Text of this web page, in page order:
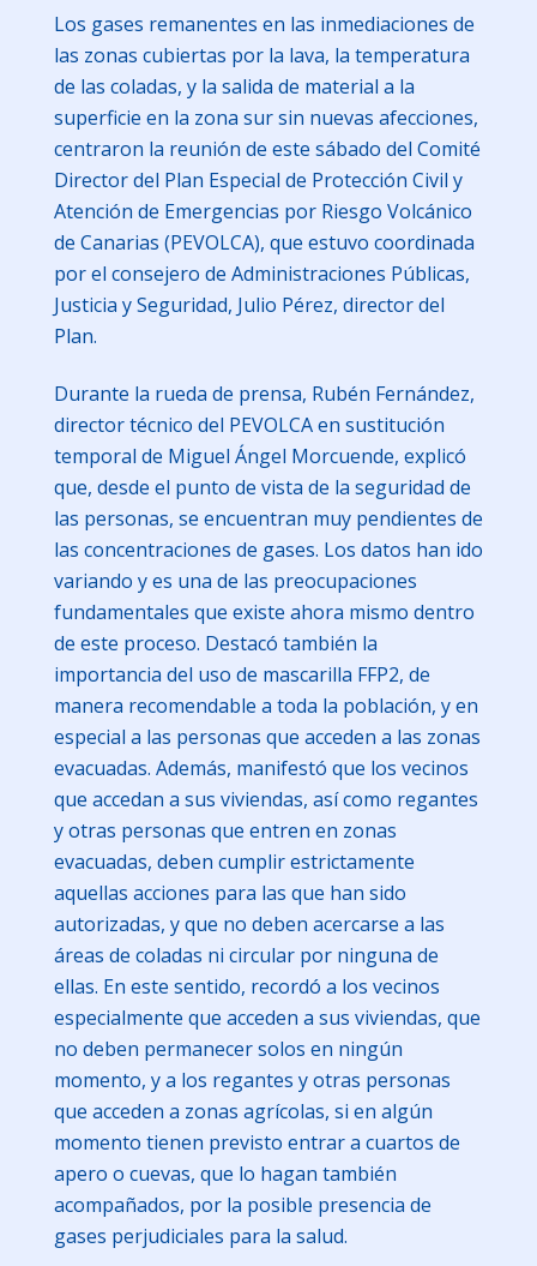
Los gases remanentes en las inmediaciones de
las zonas cubiertas por la lava, la temperatura
de las coladas, y la salida de material a la
superficie en la zona sur sin nuevas afecciones,
centraron la reunión de este sábado del Comité
Director del Plan Especial de Protección Civil y
Atención de Emergencias por Riesgo Volcánico
de Canarias (PEVOLCA), que estuvo coordinada
por el consejero de Administraciones Públicas,
Justicia y Seguridad, Julio Pérez, director del
Plan.
Durante la rueda de prensa, Rubén Fernández,
director técnico del PEVOLCA en sustitución
temporal de Miguel Ángel Morcuende, explicó
que, desde el punto de vista de la seguridad de
las personas, se encuentran muy pendientes de
las concentraciones de gases. Los datos han ido
variando y es una de las preocupaciones
fundamentales que existe ahora mismo dentro
de este proceso. Destacó también la
importancia del uso de mascarilla FFP2, de
manera recomendable a toda la población, y en
especial a las personas que acceden a las zonas
evacuadas. Además, manifestó que los vecinos
que accedan a sus viviendas, así como regantes
y otras personas que entren en zonas
evacuadas, deben cumplir estrictamente
aquellas acciones para las que han sido
autorizadas, y que no deben acercarse a las
áreas de coladas ni circular por ninguna de
ellas. En este sentido, recordó a los vecinos
especialmente que acceden a sus viviendas, que
no deben permanecer solos en ningún
momento, y a los regantes y otras personas
que acceden a zonas agrícolas, si en algún
momento tienen previsto entrar a cuartos de
apero o cuevas, que lo hagan también
acompañados, por la posible presencia de
gases perjudiciales para la salud.